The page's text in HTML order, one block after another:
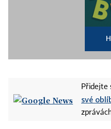
Přidejte
své